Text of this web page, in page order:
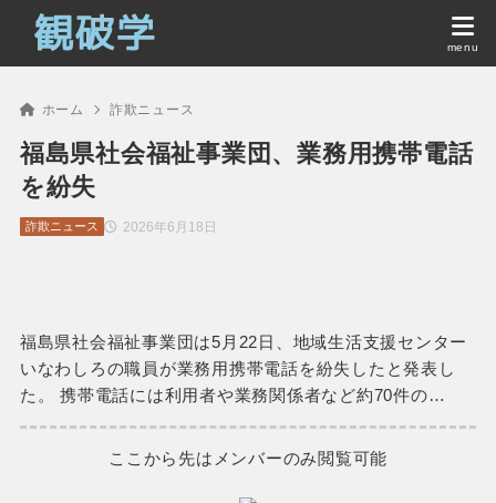
ホーム 詐欺ニュース
福島県社会福祉事業団、業務用携帯電話
を紛失
2026年6月18日
詐欺ニュース
福島県社会福祉事業団は5月22日、地域生活支援センター
いなわしろの職員が業務用携帯電話を紛失したと発表し
た。 携帯電話には利用者や業務関係者など約70件の…
ここから先はメンバーのみ閲覧可能